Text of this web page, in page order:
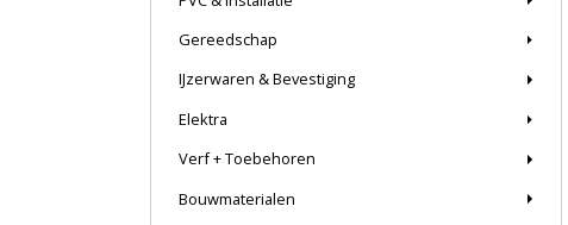
Gereedschap
IJzerwaren & Bevestiging
Elektra
Verf + Toebehoren
Bouwmaterialen